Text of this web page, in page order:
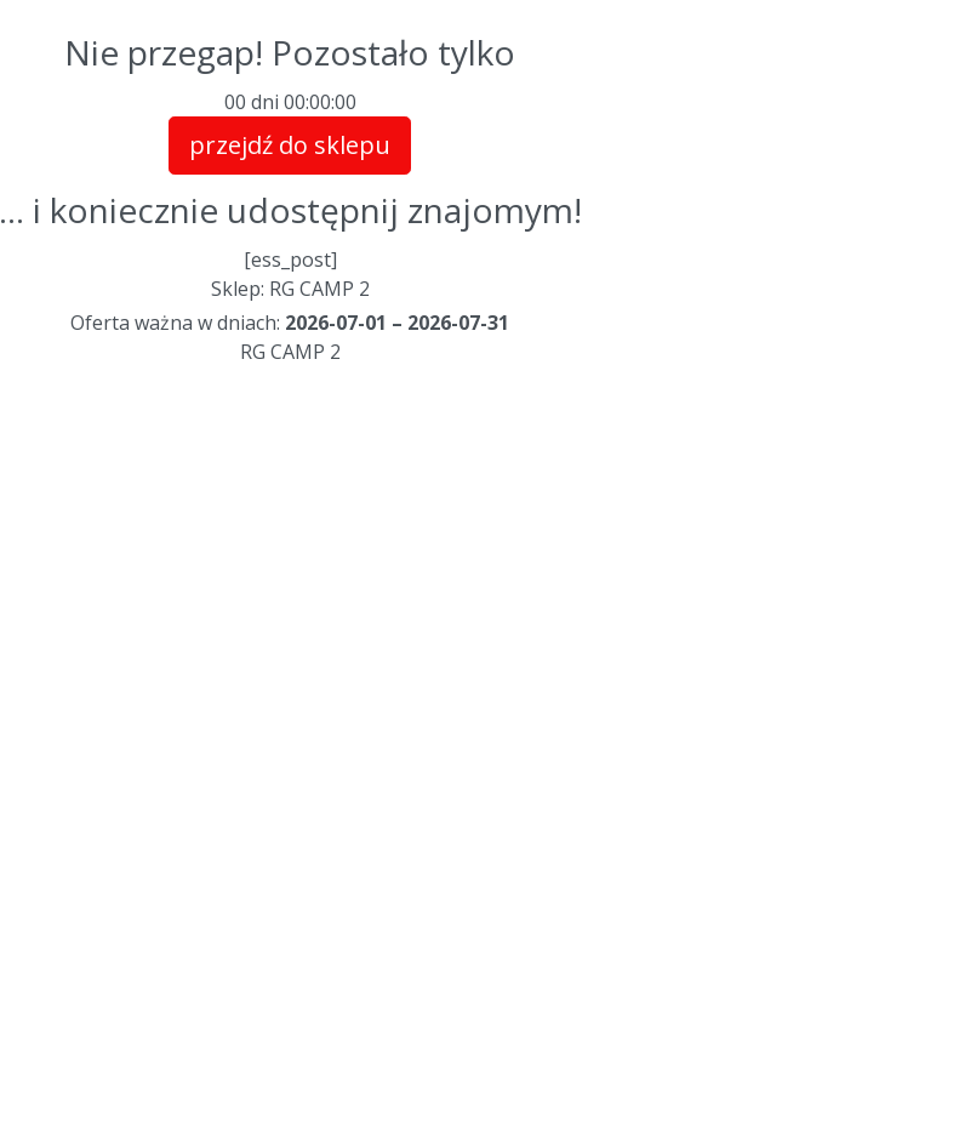
Nie przegap! Pozostało tylko
00 dni 00:00:00
przejdź do sklepu
... i koniecznie udostępnij znajomym!
[ess_post]
Sklep: RG CAMP 2
Oferta ważna w dniach: 2026-07-01 – 2026-07-31
RG CAMP 2